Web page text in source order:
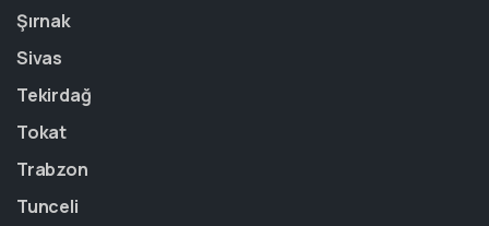
Şırnak
Sivas
Tekirdağ
Tokat
Trabzon
Tunceli